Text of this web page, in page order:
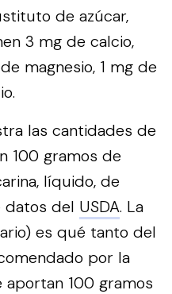
de azúcar,
3 mg de calcio,
magnesio, 1 mg de
las cantidades de
100 gramos de
líquido, de
datos del USDA. La
es qué tanto del
por la
100 gramos